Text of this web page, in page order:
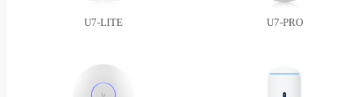
U7-LITE U7-PRO